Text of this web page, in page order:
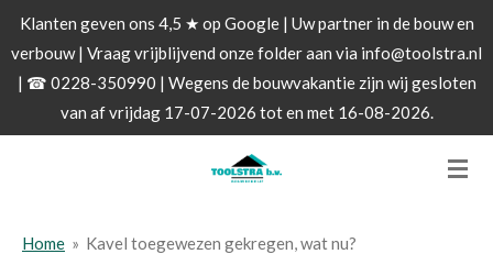
Ga
direct
naar
Klanten geven ons 4,5 ★ op Google | Uw partner in de bouw en
verbouw | Vraag vrijblijvend onze folder aan via info@toolstra.nl
| ☎ 0228-350990 | Wegens de bouwvakantie zijn wij gesloten
van af vrijdag 17-07-2026 tot en met 16-08-2026.
Home » Kavel toegewezen gekregen, wat nu?